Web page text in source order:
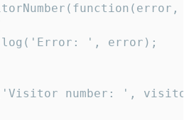
', error);
number: ',